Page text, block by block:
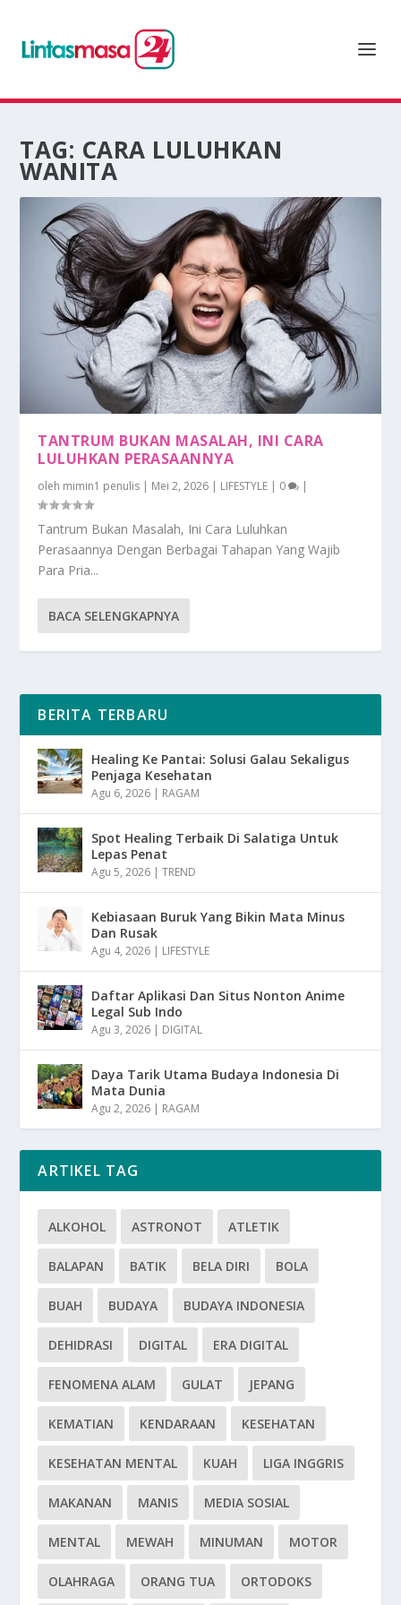
TAG: CARA LULUHKAN
WANITA
TANTRUM BUKAN MASALAH, INI CARA
LULUHKAN PERASAANNYA
oleh mimin1 penulis | Mei 2, 2026 | LIFESTYLE | 0 |
Tantrum Bukan Masalah, Ini Cara Luluhkan
Perasaannya Dengan Berbagai Tahapan Yang Wajib
Para Pria...
BACA SELENGKAPNYA
BERITA TERBARU
Healing Ke Pantai: Solusi Galau Sekaligus
Penjaga Kesehatan
Agu 6, 2026 | RAGAM
Spot Healing Terbaik Di Salatiga Untuk
Lepas Penat
Agu 5, 2026 |TREND
Kebiasaan Buruk Yang Bikin Mata Minus
Dan Rusak
Agu 4, 2026 | LIFESTYLE
Daftar Aplikasi Dan Situs Nonton Anime
Legal Sub Indo
Agu 3, 2026 | DIGITAL
Daya Tarik Utama Budaya Indonesia Di
Mata Dunia
Agu 2, 2026 | RAGAM
ARTIKEL TAG
ALKOHOL ASTRONOT ATLETIK
BALAPAN BATIK BELA DIRI BOLA
BUAH BUDAYA BUDAYA INDONESIA
DEHIDRASI DIGITAL ERA DIGITAL
FENOMENA ALAM GULAT JEPANG
KEMATIAN KENDARAAN KESEHATAN
KESEHATAN MENTAL KUAH LIGA INGGRIS
MAKANAN MANIS MEDIA SOSIAL
MENTAL MEWAH MINUMAN MOTOR
OLAHRAGA ORANG TUA ORTODOKS